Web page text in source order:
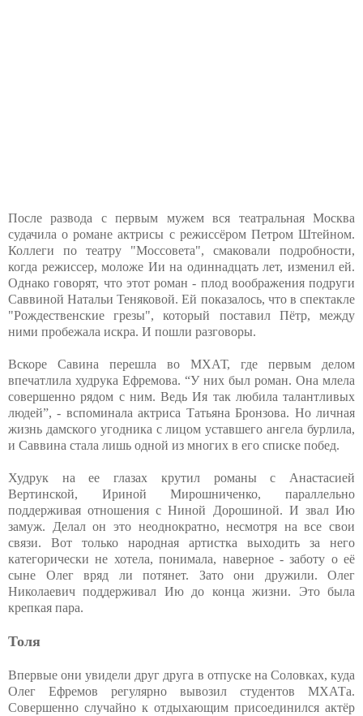
После развода с первым мужем вся театральная Москва
судачила о романе актрисы с режиссёром Петром Штейном.
Коллеги по театру "Моссовета", смаковали подробности,
когда режиссер, моложе Ии на одиннадцать лет, изменил ей.
Однако говорят, что этот роман - плод воображения подруги
Саввиной Натальи Теняковой. Ей показалось, что в спектакле
"Рождественские грезы", который поставил Пётр, между
ними пробежала искра. И пошли разговоры.
Вскоре Савина перешла во МХАТ, где первым делом
впечатлила худрука Ефремова. “У них был роман. Она млела
совершенно рядом с ним. Ведь Ия так любила талантливых
людей”, - вспоминала актриса Татьяна Бронзова. Но личная
жизнь дамского угодника с лицом уставшего ангела бурлила,
и Саввина стала лишь одной из многих в его списке побед.
Худрук на ее глазах крутил романы с Анастасией
Вертинской, Ириной Мирошниченко, параллельно
поддерживая отношения с Ниной Дорошиной. И звал Ию
замуж. Делал он это неоднократно, несмотря на все свои
связи. Вот только народная артистка выходить за него
категорически не хотела, понимала, наверное - заботу о её
сыне Олег вряд ли потянет. Зато они дружили. Олег
Николаевич поддерживал Ию до конца жизни. Это была
крепкая пара.
Толя
Впервые они увидели друг друга в отпуске на Соловках, куда
Олег Ефремов регулярно вывозил студентов МХАТа.
Совершенно случайно к отдыхающим присоединился актёр